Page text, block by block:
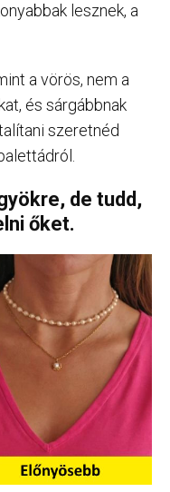
lesznek, a
a vörös, nem a
és sárgábbnak
szeretnéd
de tudd,
őket.